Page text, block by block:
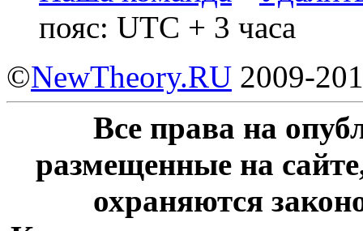
пояс: UTC + 3 часа
©NewTheory.RU 2009-
Все права на
размещенные на
охраняются